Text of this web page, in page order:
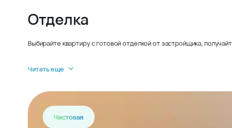
Отделка
Выбирайте квартиру с готовой отделкой от застройщика,
Читать еще
Чистовая